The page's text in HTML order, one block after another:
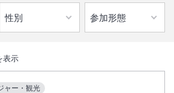
百年の歴史がある峰温泉を源泉に持つ宿。海
表示
ャー・観光